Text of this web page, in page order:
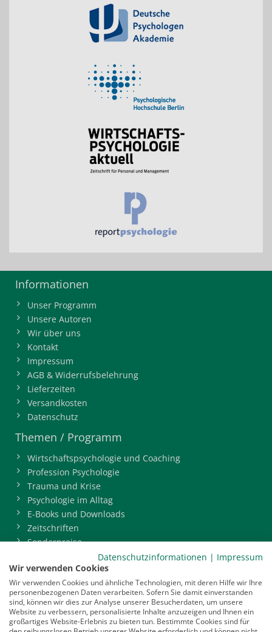
Informationen
Unser Programm
Unsere Autoren
Wir über uns
Kontakt
Impressum
AGB & Widerrufsbelehrung
Lieferzeiten
Versandkosten
Datenschutz
Themen / Programm
Wirtschaftspsychologie und Coaching
Profession Psychologie
Trauma und Krise
Psychologie im Alltag
E-Books und Downloads
Zeitschriften
Sonderpreise
BDP-Mitgliederbereich
Service
Newsletter
Mediadaten
Infocenter
Datenschutzinformationen | Impressum
Wir verwenden Cookies
Wir verwenden Cookies und ähnliche Technologien, mit deren Hilfe wir Ihre
personenbezogenen Daten verarbeiten. Sofern Sie damit einverstanden
sind, können wir dies zur Analyse unserer Besucherdaten, um unsere
Website zu verbessern, personalisierte Inhalte anzuzeigen und Ihnen ein
großartiges Website-Erlebnis zu bieten tun. Bestimmte Cookies sind für